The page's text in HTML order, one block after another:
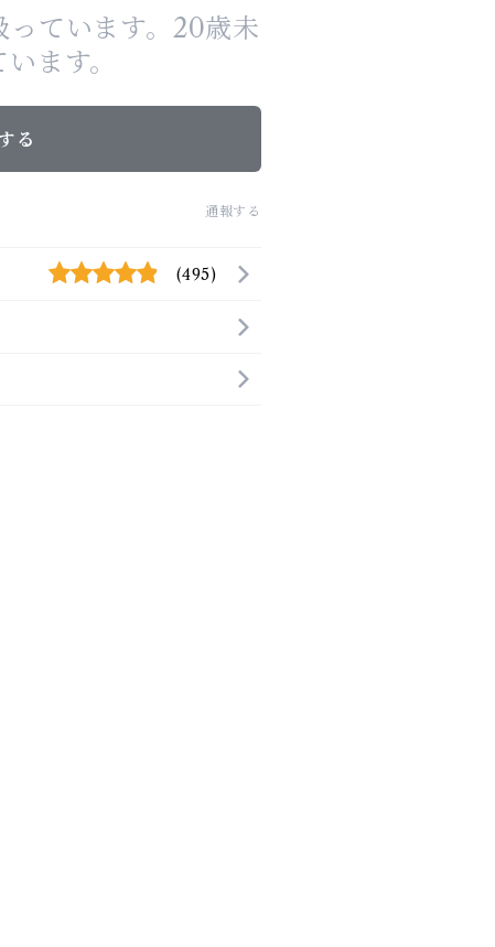
っています。20歳未
ます。
る
通報する
(495)